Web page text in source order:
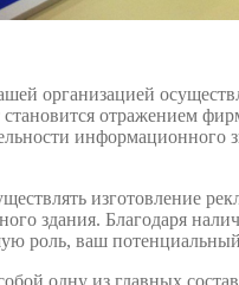
организацией
отражением
изготовление
здания. Благодаря
роль, ваш
одну из главных